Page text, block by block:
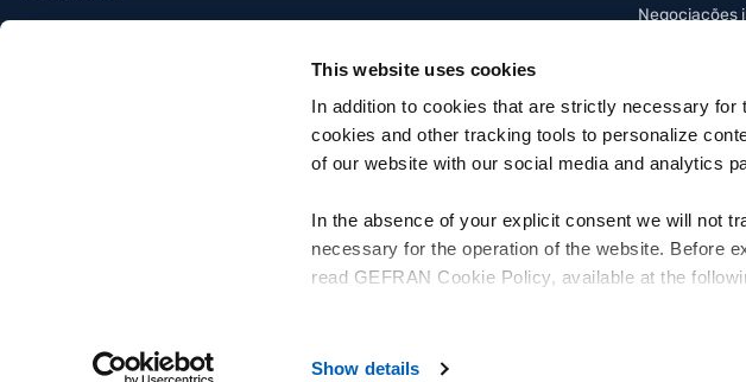
This website uses cookies
In addition to cookies that are strictly necessary for
cookies and other tracking tools to personalize
of our website with our social media and analytics
In the absence of your explicit consent we will not
necessary for the operation of the website. Before
read GEFRAN Cookie Policy, available at the
following link:
Gefran - Privacy Policy
Show details
Negociações
Gefran SpA - Via Sebina, 74, 25050 Provaglio d'Iseo, Brescia - Italia
Tel. +39 030 9888 1 - P. IVA 03032420170 - Código do destinatário da factura electrónica: MZO2A0U
Privacy Policy Cookie Policy